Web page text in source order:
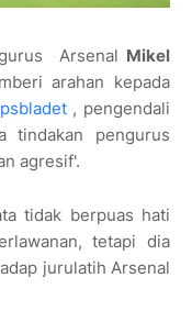
Arsenal Mikel
arahan kepada
, pengendali
tindakan pengurus
agresif'.
tidak berpuas hati
tetapi dia
jurulatih Arsenal